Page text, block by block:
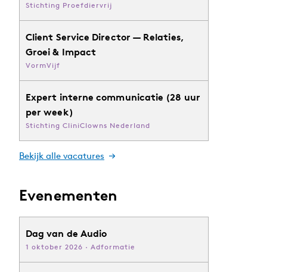
Stichting Proefdiervrij
Client Service Director — Relaties,
Groei & Impact
VormVijf
Expert interne communicatie (28 uur
per week)
Stichting CliniClowns Nederland
Bekijk alle vacatures
Evenementen
Dag van de Audio
1 oktober 2026 · Adformatie